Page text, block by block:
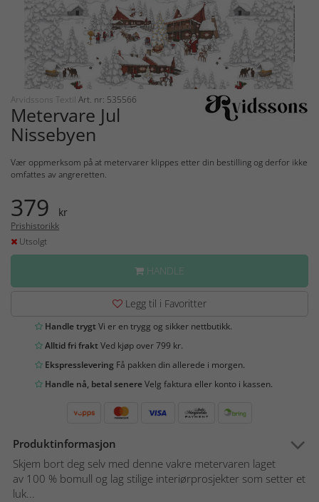
Arvidssons Textil Art. nr: 535566
Metervare Jul
Nissebyen
Vær oppmerksom på at metervarer klippes etter din bestilling og derfor ikke
omfattes av angreretten.
379 kr
Prishistorikk
Utsolgt
HANDLE
Legg til i Favoritter
Handle trygtVi er en trygg og sikker nettbutikk.
Alltid fri fraktVed kjøp over 799 kr.
Ekspresslevering Få pakken din allerede i morgen.
Handle nå, betal senereVelg faktura eller konto i kassen.
Produktinformasjon
Skjem bort deg selv med denne vakre metervaren laget
av 100 % bomull og lag stilige interiørprosjekter som setter et
luk...